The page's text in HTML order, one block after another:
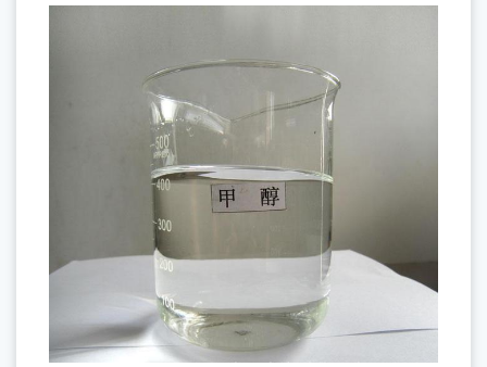
发
规
文
化
中
心
行
公
司
服
务
支